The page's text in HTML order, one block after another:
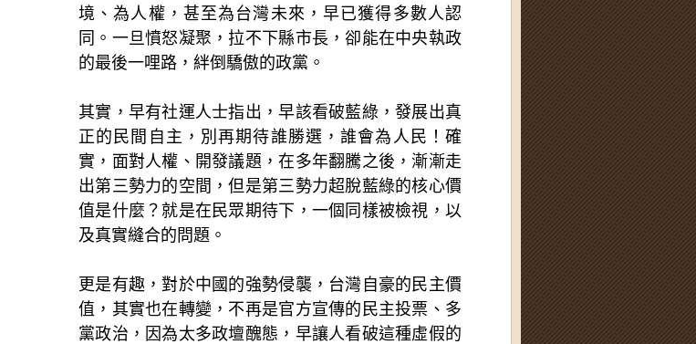
境、為人權，甚至為台灣未來，早已獲得多數人認
同。一旦憤怒凝聚，拉不下縣市長，卻能在中央執政
的最後一哩路，絆倒驕傲的政黨。
其實，早有社運人士指出，早該看破藍綠，發展出真
正的民間自主，別再期待誰勝選，誰會為人民！確
實，面對人權、開發議題，在多年翻騰之後，漸漸走
出第三勢力的空間，但是第三勢力超脫藍綠的核心價
值是什麼？就是在民眾期待下，一個同樣被檢視，以
及真實縫合的問題。
更是有趣，對於中國的強勢侵襲，台灣自豪的民主價
值，其實也在轉變，不再是官方宣傳的民主投票、多
黨政治，因為太多政壇醜態，早讓人看破這種虛假的